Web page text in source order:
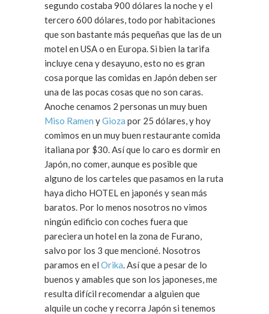
segundo costaba 900 dólares la noche y el
tercero 600 dólares, todo por habitaciones
que son bastante más pequeñas que las de un
motel en USA o en Europa. Si bien la tarifa
incluye cena y desayuno, esto no es gran
cosa porque las comidas en Japón deben ser
una de las pocas cosas que no son caras.
Anoche cenamos 2 personas un muy buen
Miso Ramen yGioza por 25 dólares, y hoy
comimos en un muy buen restaurante comida
italiana por $30. Así que lo caro es dormir en
Japón, no comer, aunque es posible que
alguno de los carteles que pasamos en la ruta
haya dicho HOTEL en japonés y sean más
baratos. Por lo menos nosotros no vimos
ningún edificio con coches fuera que
pareciera un hotel en la zona de Furano,
salvo por los 3 que mencioné. Nosotros
paramos en el Orika. Así que a pesar de lo
buenos y amables que son los japoneses, me
resulta difícil recomendar a alguien que
alquile un coche y recorra Japón si tenemos